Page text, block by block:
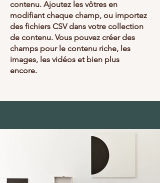
contenu. Ajoutez les vôtres en
modifiant chaque champ, ou importez
des fichiers CSV dans votre collection
de contenu. Vous pouvez créer des
champs pour le contenu riche, les
images, les vidéos et bien plus
encore.